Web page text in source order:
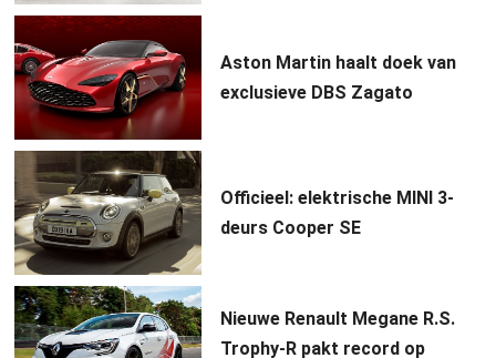
Aston Martin haalt doek van
exclusieve DBS Zagato
Officieel: elektrische MINI 3-
deurs Cooper SE
Nieuwe Renault Megane R.S.
Trophy-R pakt record op